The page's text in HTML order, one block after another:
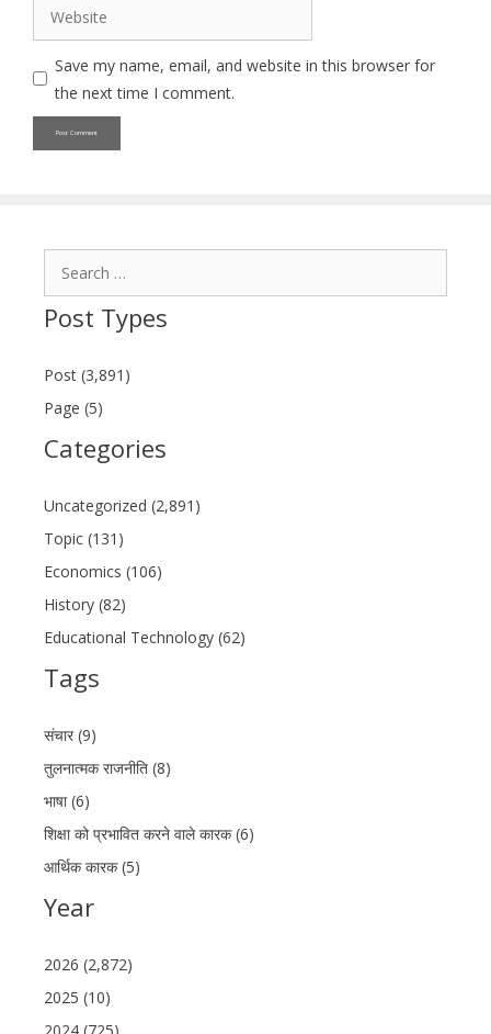
Save my name, email, and website in this browser for
the next time I comment.
Post Types
Post (3,891)
Page (5)
Categories
Uncategorized (2,891)
Topic (131)
Economics (106)
History (82)
Educational Technology (62)
Tags
संचार (9)
तुलनात्मक राजनीति (8)
भाषा (6)
शिक्षा को प्रभावित करने वाले कारक (6)
आर्थिक कारक (5)
Year
2026 (2,872)
2025 (10)